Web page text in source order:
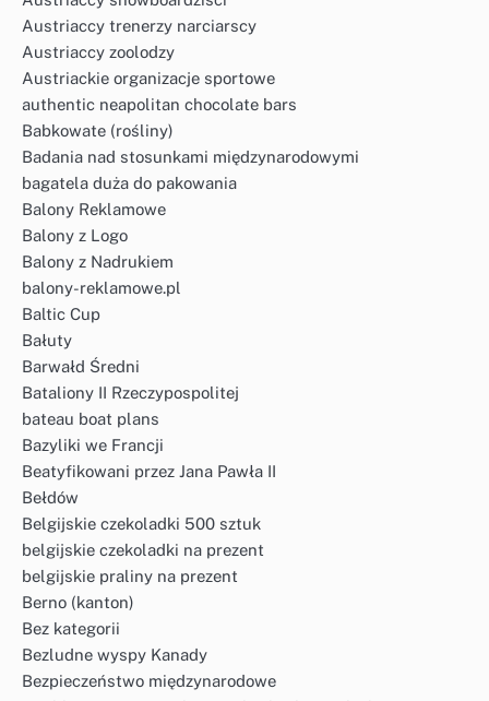
Austriaccy trenerzy narciarscy
Austriaccy zoolodzy
Austriackie organizacje sportowe
authentic neapolitan chocolate bars
Babkowate (rośliny)
Badania nad stosunkami międzynarodowymi
bagatela duża do pakowania
Balony Reklamowe
Balony z Logo
Balony z Nadrukiem
balony-reklamowe.pl
Baltic Cup
Bałuty
Barwałd Średni
Bataliony II Rzeczypospolitej
bateau boat plans
Bazyliki we Francji
Beatyfikowani przez Jana Pawła II
Bełdów
Belgijskie czekoladki 500 sztuk
belgijskie czekoladki na prezent
belgijskie praliny na prezent
Berno (kanton)
Bez kategorii
Bezludne wyspy Kanady
Bezpieczeństwo międzynarodowe